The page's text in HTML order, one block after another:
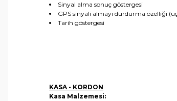
Sinyal alma sonuç göstergesi
GPS sinyali almayı durdurma özelliği
Tarih göstergesi
KASA - KORDON
Kasa Malzemesi: